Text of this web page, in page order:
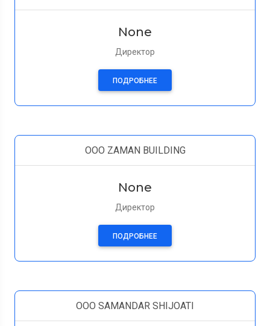
None
Директор
ПОДРОБНЕЕ
OOO ZAMAN BUILDING
None
Директор
ПОДРОБНЕЕ
OOO SAMANDAR SHIJOATI